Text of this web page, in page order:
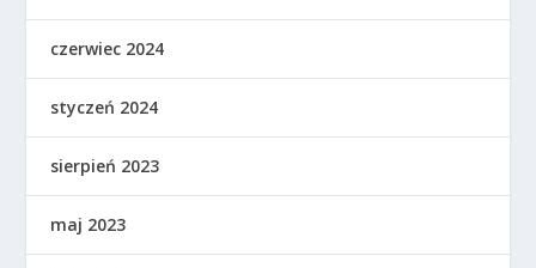
czerwiec 2024
styczeń 2024
sierpień 2023
maj 2023